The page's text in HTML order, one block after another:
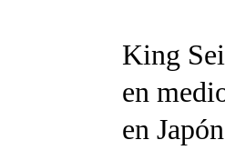
King
en
en Japón